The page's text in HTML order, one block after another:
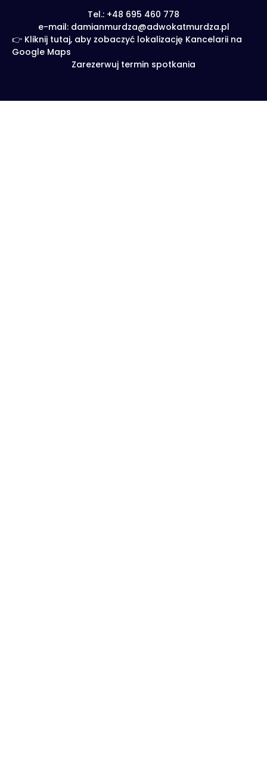
Tel.: +48 695 460 778
e-mail: damianmurdza@adwokatmurdza.pl
👉 Kliknij tutaj, aby zobaczyć lokalizację Kancelarii na
Google Maps
Zarezerwuj termin spotkania